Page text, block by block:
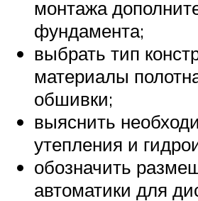
монтажа
фундамента;
выбрать тип
материалы
обшивки;
выяснить
утепления и
обозначить
автоматики для